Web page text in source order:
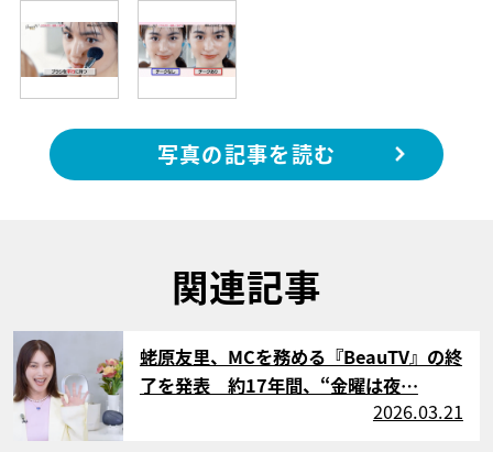
写真の記事を読む
関連記事
サムネイル
蛯原友里、MCを務める『BeauTV』の終
了を発表 約17年間、“金曜は夜…
2026.03.21